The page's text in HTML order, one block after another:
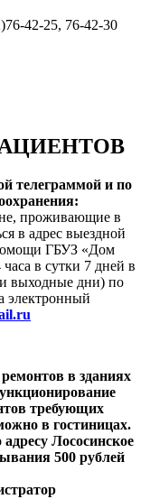
42-25, 76-42-30
телеграммой и по
проживающие в
в адрес выездной
ГБУЗ «Дом
в сутки 7 дней в
выходные дни) по
электронный
в зданиях
требующих
в гостиницах.
Лососинское
500 рублей